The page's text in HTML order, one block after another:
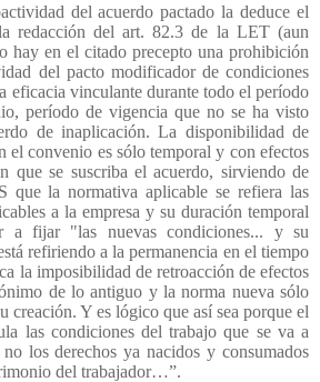
del acuerdo pactado la deduce el
redacción del art. 82.3 de la LET (aun
hay en el citado precepto una prohibición
del pacto modificador de condiciones
eficacia vinculante durante todo el período
período de vigencia que no se ha visto
de inaplicación. La disponibilidad de
el convenio es sólo temporal y con efectos
que se suscriba el acuerdo, sirviendo de
que la normativa aplicable se refiera las
a la empresa y su duración temporal
a fijar "las nuevas condiciones... y su
refiriendo a la permanencia en el tiempo
la imposibilidad de retroacción de efectos
de lo antiguo y la norma nueva sólo
creación. Y es lógico que así sea porque el
las condiciones del trabajo que se va a
los derechos ya nacidos y consumados
del trabajador…”.